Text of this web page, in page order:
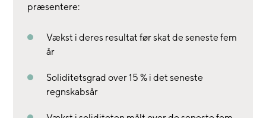
præsentere:
Vækst i deres resultat før skat de seneste fem
år
Soliditetsgrad over 15 % i det seneste
regnskabsår